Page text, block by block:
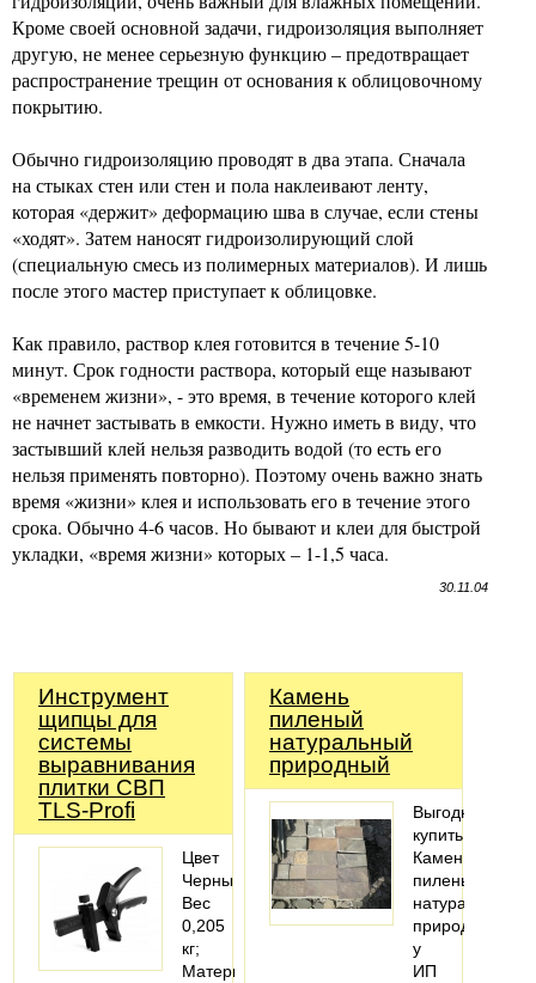
Кроме своей основной задачи, гидроизоляция выполняет
другую, не менее серьезную функцию – предотвращает
распространение трещин от основания к облицовочному
покрытию.
Обычно гидроизоляцию проводят в два этапа. Сначала
на стыках стен или стен и пола наклеивают ленту,
которая «держит» деформацию шва в случае, если стены
«ходят». Затем наносят гидроизолирующий слой
(специальную смесь из полимерных материалов). И лишь
после этого мастер приступает к облицовке.
Как правило, раствор клея готовится в течение 5-10
минут. Срок годности раствора, который еще называют
«временем жизни», - это время, в течение которого клей
не начнет застывать в емкости. Нужно иметь в виду, что
застывший клей нельзя разводить водой (то есть его
нельзя применять повторно). Поэтому очень важно знать
время «жизни» клея и использовать его в течение этого
срока. Обычно 4-6 часов. Но бывают и клеи для быстрой
укладки, «время жизни» которых – 1-1,5 часа.
30.11.04
Инструмент
щипцы для
системы
выравнивания
плитки СВП
TLS-Profi
Цвет
Черный;
Вес
0,205
кг;
Материал
Камень
пиленый
натуральный
природный
Выгодно
купить
Камень
пиленый
натуральный
природный
у
ИП